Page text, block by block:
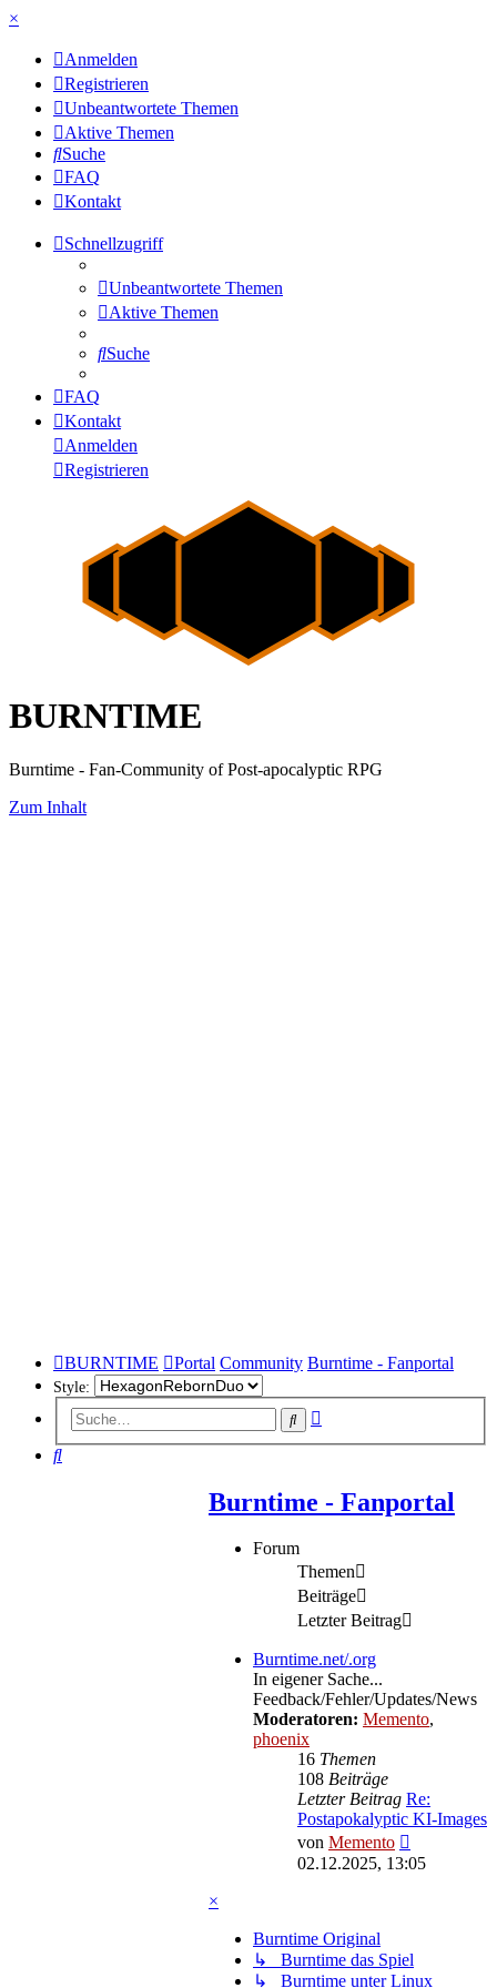
×
Anmelden
Registrieren
Unbeantwortete Themen
Aktive Themen
Suche
FAQ
Kontakt
Schnellzugriff
Unbeantwortete Themen
Aktive Themen
Suche
FAQ
Kontakt
Anmelden
Registrieren
BURNTIME
Burntime - Fan-Community of Post-apocalyptic RPG
Zum Inhalt
BURNTIME Portal Community Burntime - Fanportal
Style:
Suche
Suche
Burntime - Fanportal
Forum
Themen
Beiträge
Letzter Beitrag
Burntime.net/.org
In eigener Sache...
Feedback/Fehler/Updates/News
Moderatoren: Memento,
phoenix
16 Themen
108 Beiträge
Letzter Beitrag Re:
Postapokalyptic KI-Images
von Memento
Beitrag
02.12.2025, 13:05
×
Burntime Original
↳ Burntime das Spiel
↳ Burntime unter Linux